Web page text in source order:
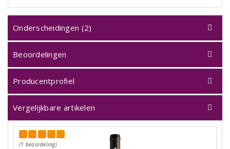
Onderscheidingen (2)
Beoordelingen
Producentprofiel
Vergelijkbare artikelen
(1 beoordeling)